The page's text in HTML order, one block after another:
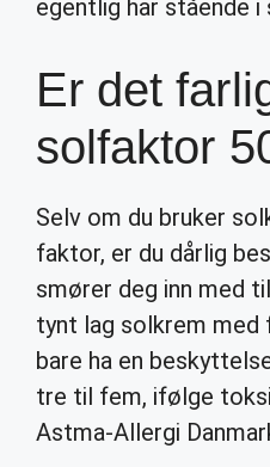
egentlig har stående i
Er det
solfaktor
Selv om du bruker
faktor, er du dårlig
smører deg inn med
tynt lag solkrem med
bare ha en
tre til fem, ifølge
Astma-Allergi